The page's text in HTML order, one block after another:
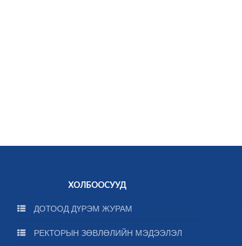
ХОЛБООСУУД
ДОТООД ДҮРЭМ ЖУРАМ
РЕКТОРЫН ЗӨВЛӨЛИЙН МЭДЭЭЛЭЛ